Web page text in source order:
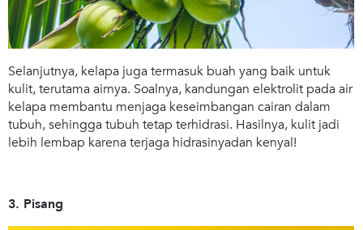
Selanjutnya, kelapa juga termasuk buah yang baik untuk
kulit, terutama airnya. Soalnya, kandungan elektrolit pada air
kelapa membantu menjaga keseimbangan cairan dalam
tubuh, sehingga tubuh tetap terhidrasi. Hasilnya, kulit jadi
lebih lembap karena terjaga hidrasinyadan kenyal!
3. Pisang